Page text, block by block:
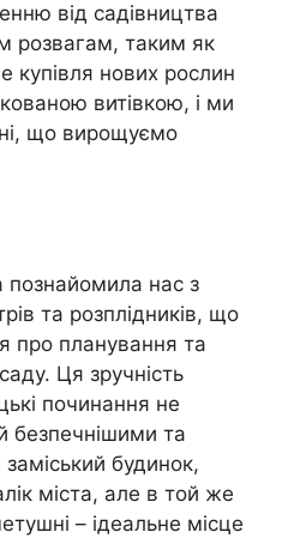
від садівництва
розвагам, таким як
купівля нових рослин
витівкою, і ми
що вирощуємо
нас з
та розплідників, що
про планування та
Ця зручність
починання не
безпечнішими та
будинок,
міста, але в той же
– ідеальне місце